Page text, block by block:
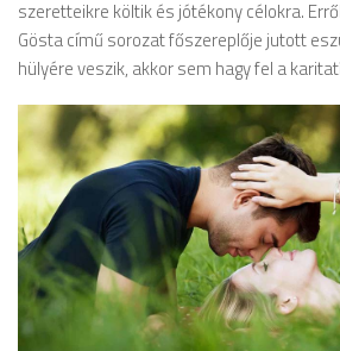
szeretteikre költik és jótékony célokra.
Gösta című sorozat főszereplője jutott
hülyére veszik, akkor sem hagy fel a